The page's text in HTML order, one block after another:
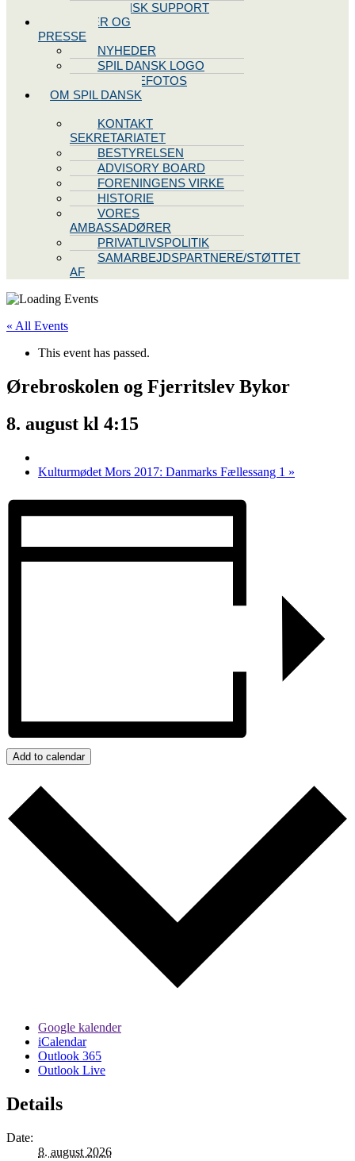
TEKNISK SUPPORT
NYHEDER OG
PRESSE
NYHEDER
SPIL DANSK LOGO
PRESSEFOTOS
OM SPIL DANSK
KONTAKT
SEKRETARIATET
BESTYRELSEN
ADVISORY BOARD
FORENINGENS VIRKE
HISTORIE
VORES
AMBASSADØRER
PRIVATLIVSPOLITIK
SAMARBEJDSPARTNERE/STØTTET
AF
« All Events
This event has passed.
Ørebroskolen og Fjerritslev Bykor
8. august kl 4:15
Kulturmødet Mors 2017: Danmarks Fællessang 1 »
Add to calendar
Google kalender
iCalendar
Outlook 365
Outlook Live
Details
Date:
8. august 2026